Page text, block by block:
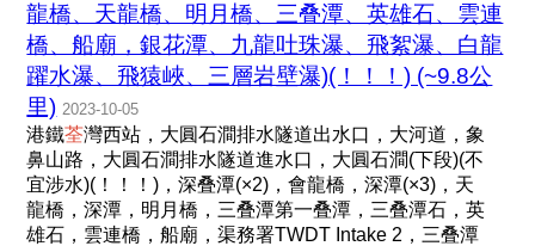
龍橋、天龍橋、明月橋、三叠潭、英雄石、雲連
橋、船廟，銀花潭、九龍吐珠瀑、飛絮瀑、白龍
躍水瀑、飛猿峽、三層岩壁瀑)(！！！) (~9.8公
里) 2023-10-05
港鐵荃灣西站，大圓石澗排水隧道出水口，大河道，象
鼻山路，大圓石澗排水隧道進水口，大圓石澗(下段)(不
宜涉水)(！！！)，深叠潭(×2)，會龍橋，深潭(×3)，天
龍橋，深潭，明月橋，三叠潭第一叠潭，三叠潭石，英
雄石，雲連橋，船廟，渠務署TWDT Intake 2，三叠潭